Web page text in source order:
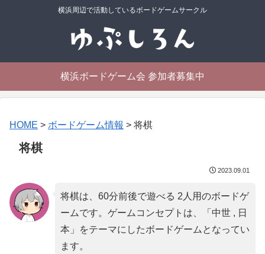
横浜周辺で活動しているボードゲームサークル
横浜ボードゲーム会 参加者募集中
HOME > ボードゲーム情報 > 将棋
将棋
2023.09.01
将棋は、60分前後で遊べる 2人用のボードゲ
ームです。ゲームコンセプトは、「 中世 , 日
本 」をテーマにしたボードゲームとなってい
ます。